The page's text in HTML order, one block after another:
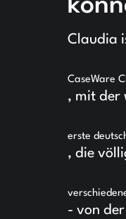
Claudia
CaseWare
, mit der
erste
, die
- von